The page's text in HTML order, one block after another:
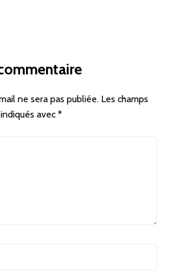
ne sera pas publiée. Les champs
avec *